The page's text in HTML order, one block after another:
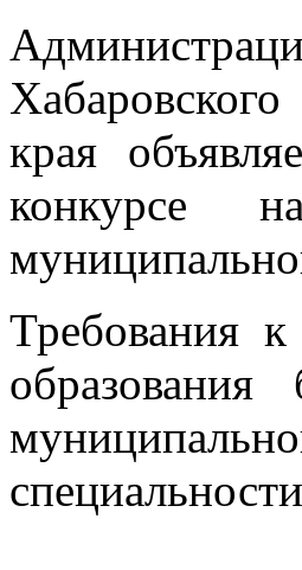
края
конкурсе
Требования к